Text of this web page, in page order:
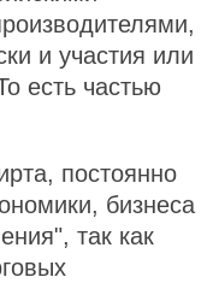
и участия или
есть частью
постоянно
бизнеса
так как